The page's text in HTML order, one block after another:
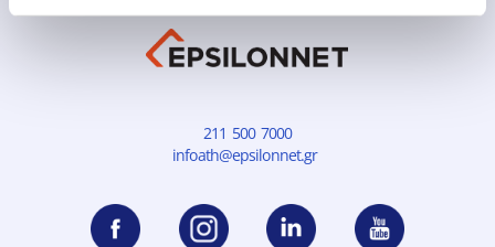
211 500 7000
infoath@epsilonnet.gr